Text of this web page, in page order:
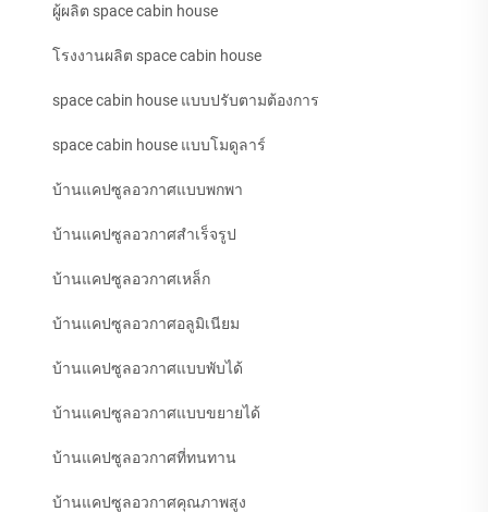
ผู้ผลิต space cabin house
โรงงานผลิต space cabin house
space cabin house แบบปรับตามต้องการ
space cabin house แบบโมดูลาร์
บ้านแคปซูลอวกาศแบบพกพา
บ้านแคปซูลอวกาศสำเร็จรูป
บ้านแคปซูลอวกาศเหล็ก
บ้านแคปซูลอวกาศอลูมิเนียม
บ้านแคปซูลอวกาศแบบพับได้
บ้านแคปซูลอวกาศแบบขยายได้
บ้านแคปซูลอวกาศที่ทนทาน
บ้านแคปซูลอวกาศคุณภาพสูง